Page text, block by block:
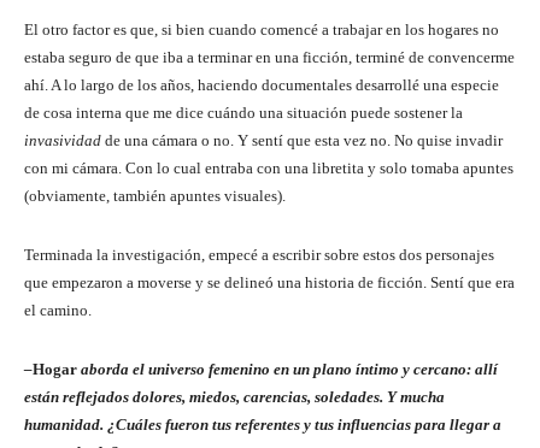
El otro factor es que, si bien cuando comencé a trabajar en los hogares no
estaba seguro de que iba a terminar en una ficción, terminé de convencerme
ahí. A lo largo de los años, haciendo documentales desarrollé una especie
de cosa interna que me dice cuándo una situación puede sostener la
invasividad de una cámara o no. Y sentí que esta vez no. No quise invadir
con mi cámara. Con lo cual entraba con una libretita y solo tomaba apuntes
(obviamente, también apuntes visuales).
Terminada la investigación, empecé a escribir sobre estos dos personajes
que empezaron a moverse y se delineó una historia de ficción. Sentí que era
el camino.
–Hogar aborda el universo femenino en un plano íntimo y cercano: allí
están reflejados dolores, miedos, carencias, soledades. Y mucha
humanidad. ¿Cuáles fueron tus referentes y tus influencias para llegar a